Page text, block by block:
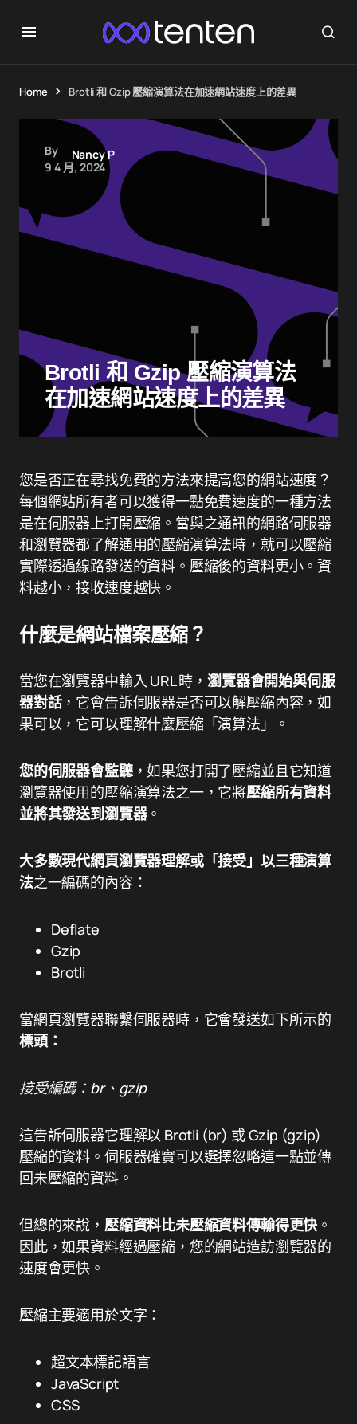
Home Brotli 和 Gzip 壓縮演算法在加速網站速度上的差異
By
Nancy P
9 4 月, 2024
Brotli 和 Gzip 壓縮演算法
在加速網站速度上的差異
您是否正在尋找免費的方法來提高您的網站速度？
每個網站所有者可以獲得一點免費速度的一種方法
是在伺服器上打開壓縮。當與之通訊的網路伺服器
和瀏覽器都了解通用的壓縮演算法時，就可以壓縮
實際透過線路發送的資料。壓縮後的資料更小。資
料越小，接收速度越快。
什麼是網站檔案壓縮？
當您在瀏覽器中輸入 URL 時，瀏覽器會開始與伺服
器對話，它會告訴伺服器是否可以解壓縮內容，如
果可以，它可以理解什麼壓縮「演算法」。
您的伺服器會監聽，如果您打開了壓縮並且它知道
瀏覽器使用的壓縮演算法之一，它將壓縮所有資料
並將其發送到瀏覽器。
大多數現代網頁瀏覽器理解或「接受」以三種演算
法之一編碼的內容：
Deflate
Gzip
Brotli
當網頁瀏覽器聯繫伺服器時，它會發送如下所示的
標頭：
接受編碼：br、gzip
這告訴伺服器它理解以 Brotli (br) 或 Gzip (gzip)
壓縮的資料。伺服器確實可以選擇忽略這一點並傳
回未壓縮的資料。
但總的來說， 壓縮資料比未壓縮資料傳輸得更快。
因此，如果資料經過壓縮，您的網站造訪瀏覽器的
速度會更快。
壓縮主要適用於文字：
超文本標記語言
JavaScript
CSS